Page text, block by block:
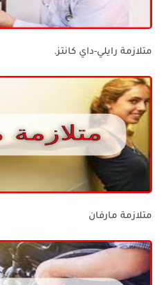
متلازمة رايلي-داي كانتز.
متلازمة مارفان